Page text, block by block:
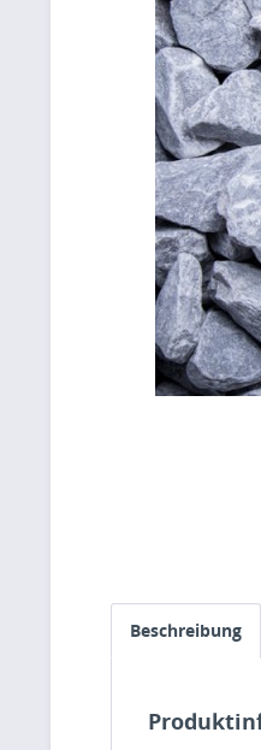
Beschreibung